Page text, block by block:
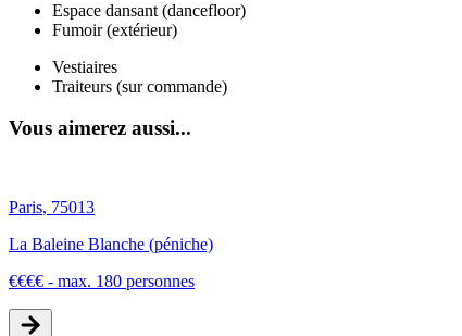
Espace dansant (dancefloor)
Fumoir (extérieur)
Vestiaires
Traiteurs (sur commande)
Vous aimerez aussi...
Paris, 75013
La Baleine Blanche (péniche)
€€€€ - max. 180 personnes